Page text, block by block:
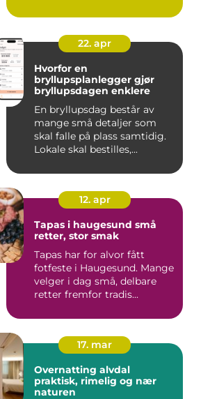
22. apr
Hvorfor en
bryllupsplanlegger gjør
bryllupsdagen enklere
En bryllupsdag består av
mange små detaljer som
skal falle på plass samtidig.
Lokale skal bestilles,...
12. apr
Tapas i haugesund små
retter, stor smak
Tapas har for alvor fått
fotfeste i Haugesund. Mange
velger i dag små, delbare
retter fremfor tradis...
17. mar
Overnatting alvdal
praktisk, rimelig og nær
naturen